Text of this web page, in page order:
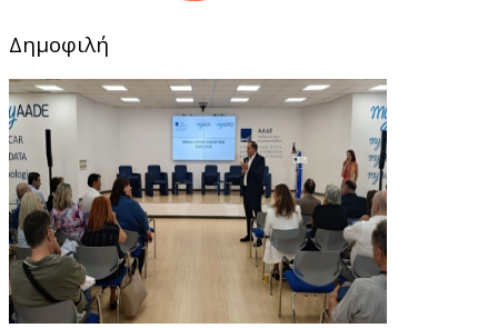
Δημοφιλή